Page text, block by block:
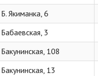
Б. Якиманка, 6
Бабаевская, 3
Бакунинская, 108
Бакунинская, 13